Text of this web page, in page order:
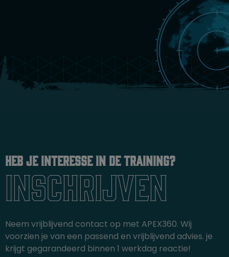
Heb je interesse in de training?
inschrijven
Neem vrijblijvend contact op met APEX360. Wij
voorzien je van een passend en vrijblijvend advies. je
krijgt gegarandeerd binnen 1 werkdag reactie!